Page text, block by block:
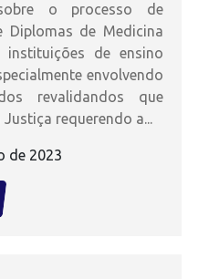
o processo de
Diplomas de Medicina
instituições de ensino
envolvendo
revalidandos que
requerendo a...
de 2023